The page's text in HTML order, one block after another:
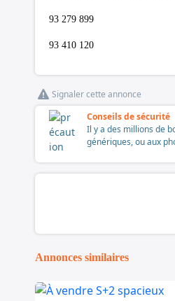
93 279 899
93 410 120
Signaler cette annonce
Conseils de sécurité
Il y a des millions de
génériques, ou aux
Annonces similaires